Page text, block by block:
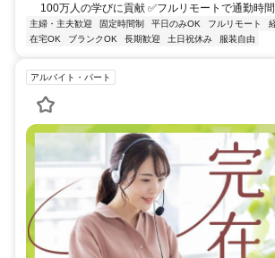
100万人の学びに貢献 ✅フルリモートで通勤時間
主婦・主夫歓迎 固定時間制 平日のみOK フルリモート
在宅OK
ブランクOK 長期歓迎 土日祝休み 服装自由
アルバイト・パート